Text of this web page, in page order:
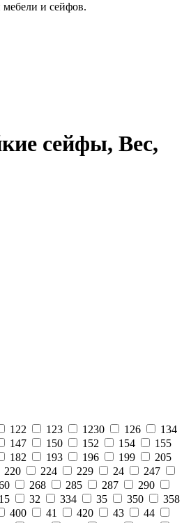
и сейфов.
сейфы, Вес,
122 123 1230 126
134
147 150 152 154
155
182 193 196 199
205
220 224 229 24
247
268 285 287
290
32 334 35 350
358
400 41 420 43
44